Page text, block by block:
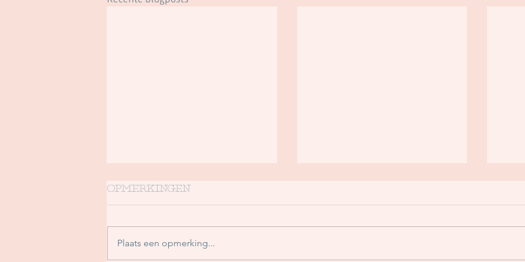
Opmerkingen
Plaats een opmerking...